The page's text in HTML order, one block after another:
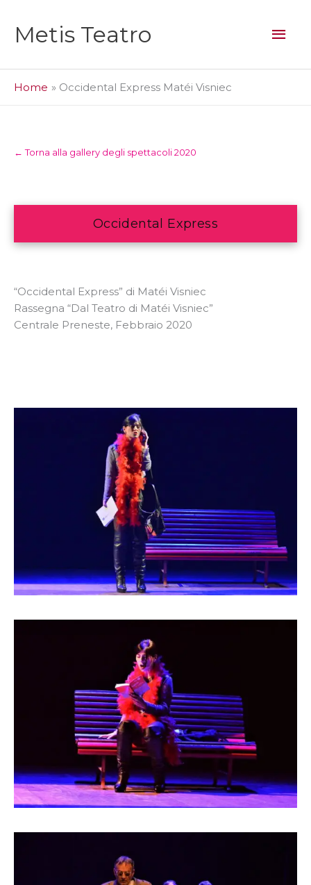
contenuto
Metis Teatro
Home Occidental Express Matéi Visniec
← Torna alla gallery degli spettacoli 2020
Occidental Express
“Occidental Express” di Matéi Visniec
Rassegna “Dal Teatro di Matéi Visniec”
Centrale Preneste, Febbraio 2020